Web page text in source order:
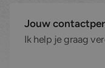
Inschrijvingen
E-commerce
Contact
Jouw
Ik help je graag